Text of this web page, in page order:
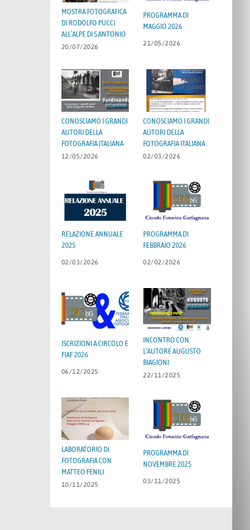
MOSTRA FOTOGRAFICA
DI RODOLFO PUCCI
ALL’ALPE DI S.ANTONIO
20/07/2026
PROGRAMMA DI
MAGGIO 2026
21/05/2026
CONOSCIAMO I GRANDI
AUTORI DELLA
FOTOGRAFIA ITALIANA
12/05/2026
CONOSCIAMO I GRANDI
AUTORI DELLA
FOTOGRAFIA ITALIANA
02/03/2026
RELAZIONE ANNUALE
2025
02/03/2026
PROGRAMMA DI
FEBBRAIO 2026
02/02/2026
ISCRIZIONI A CIRCOLO E
FIAF 2026
06/12/2025
INCONTRO CON
L’AUTORE AUGUSTO
BIAGIONI
22/11/2025
LABORATORIO DI
FOTOGRAFIA CON
MATTEO FENILI
10/11/2025
PROGRAMMA DI
NOVEMBRE 2025
03/11/2025